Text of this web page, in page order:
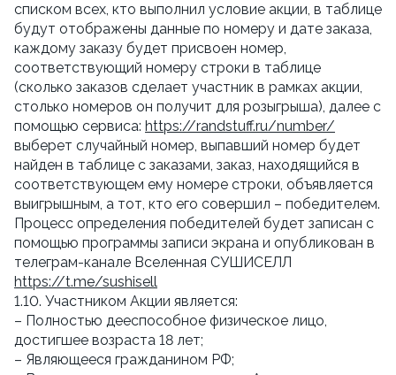
списком всех, кто выполнил условие акции, в таблице
будут отображены данные по номеру и дате заказа,
каждому заказу будет присвоен номер,
соответствующий номеру строки в таблице
(сколько заказов сделает участник в рамках акции,
столько номеров он получит для розыгрыша), далее с
помощью сервиса: https://randstuff.ru/number/
выберет случайный номер, выпавший номер будет
найден в таблице с заказами, заказ, находящийся в
соответствующем ему номере строки, объявляется
выигрышным, а тот, кто его совершил – победителем.
Процесс определения победителей будет записан с
помощью программы записи экрана и опубликован в
https://t.me/sushisell
1.10. Участником Акции является:
– Полностью дееспособное физическое лицо,
достигшее возраста 18 лет;
– Являющееся гражданином РФ;